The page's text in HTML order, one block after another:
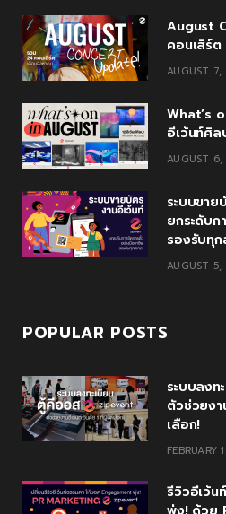
b
o
k
l
l
u
s
August
คอนเสิร์
AUGUST
What’s
อีเว้นท์ศิ
AUGUST
ระบบขา
ยกระดับ
รองรับทุก
AUGUST
POPULAR POSTS
ระบบลง
ตัวช่วยง
เลือก!
FEBRUARY
รีวิวอีเว้